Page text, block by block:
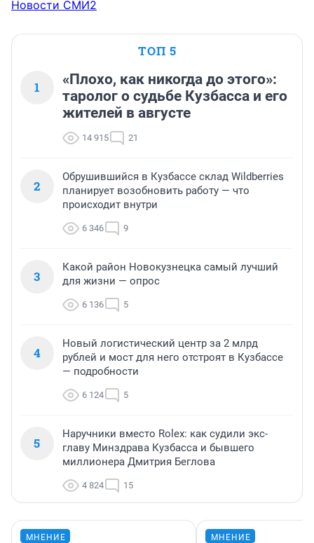
Новости СМИ2
ТОП 5
1
«Плохо, как никогда до этого»:
таролог о судьбе Кузбасса и его
жителей в августе
14 915 21
2
Обрушившийся в Кузбассе склад Wildberries
планирует возобновить работу — что
происходит внутри
6 346 9
3
Какой район Новокузнецка самый лучший
для жизни — опрос
6 136 5
4
Новый логистический центр за 2 млрд
рублей и мост для него отстроят в Кузбассе
— подробности
6 124 5
5
Наручники вместо Rolex: как судили экс-
главу Минздрава Кузбасса и бывшего
миллионера Дмитрия Беглова
4 824 15
МНЕНИЕ МНЕНИЕ